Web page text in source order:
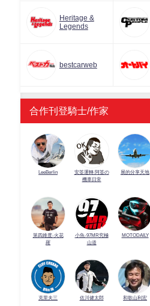
Heritage &
Legends
bestcarweb
合作刊登騎士/作家
LeeBerlin
安筌運轉 阿筌の
機車日常
展的分享天地
第四維度-火花
羅
小魚-97MR究極
山道
MOTODAILY
克里夫三 佐川健太郎 和歌山利宏